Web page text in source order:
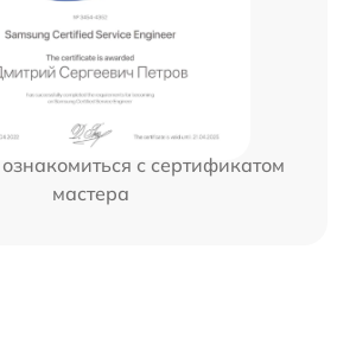
с сертификатом
мастера